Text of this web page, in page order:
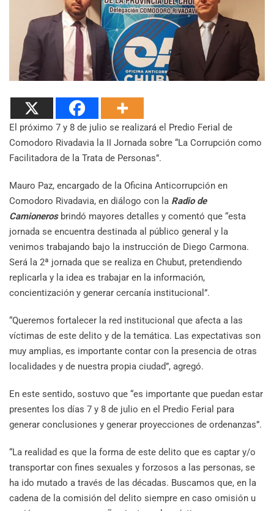
El próximo 7 y 8 de julio se realizará el Predio Ferial de
Comodoro Rivadavia la II Jornada sobre “La Corrupción como
Facilitadora de la Trata de Personas”.
Mauro Paz, encargado de la Oficina Anticorrupción en
Comodoro Rivadavia, en diálogo con la Radio de
Camionerosbrindó mayores detalles y comentó que “esta
jornada se encuentra destinada al público general y la
venimos trabajando bajo la instrucción de Diego Carmona.
Será la 2ª jornada que se realiza en Chubut, pretendiendo
replicarla y la idea es trabajar en la información,
concientización y generar cercanía institucional”.
“Queremos fortalecer la red institucional que afecta a las
víctimas de este delito y de la temática. Las expectativas son
muy amplias, es importante contar con la presencia de otras
localidades y de nuestra propia ciudad”, agregó.
En este sentido, sostuvo que “es importante que puedan estar
presentes los días 7 y 8 de julio en el Predio Ferial para
generar conclusiones y generar proyecciones de ordenanzas”.
“La realidad es que la forma de este delito que es captar y/o
transportar con fines sexuales y forzosos a las personas, se
ha ido mutado a través de las décadas. Buscamos que, en la
cadena de la comisión del delito siempre en caso omisión u